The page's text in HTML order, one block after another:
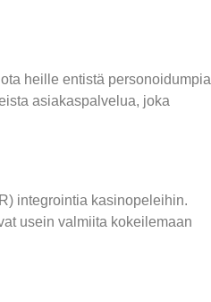
heille entistä personoidumpia
asiakaspalvelua, joka
integrointia kasinopeleihin.
usein valmiita kokeilemaan